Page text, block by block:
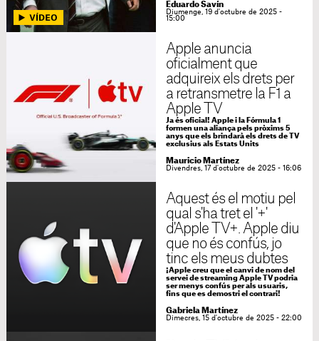
Eduardo Savín
Diumenge, 19 d'octubre de 2025 -
15:00
Apple anuncia
oficialment que
adquireix els drets per
a retransmetre la F1 a
Apple TV
Ja és oficial! Apple i la Fórmula 1
formen una aliança pels pròxims 5
anys que els brindarà els drets de TV
exclusius als Estats Units
Mauricio Martínez
Divendres, 17 d'octubre de 2025 - 16:06
Aquest és el motiu pel
qual s'ha tret el '+'
d'Apple TV+. Apple diu
que no és confús, jo
tinc els meus dubtes
¡Apple creu que el canvi de nom del
servei de streaming Apple TV podria
ser menys confús per als usuaris,
fins que es demostri el contrari!
Gabriela Martínez
Dimecres, 15 d'octubre de 2025 - 22:00